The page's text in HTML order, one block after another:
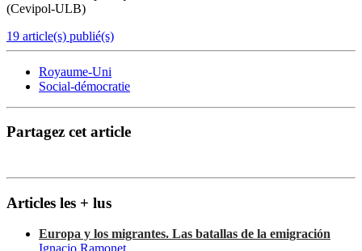
(Cevipol-ULB)
19 article(s) publié(s)
Royaume-Uni
Social-démocratie
Partagez cet article
Articles les + lus
Europa y los migrantes. Las batallas de la emigración